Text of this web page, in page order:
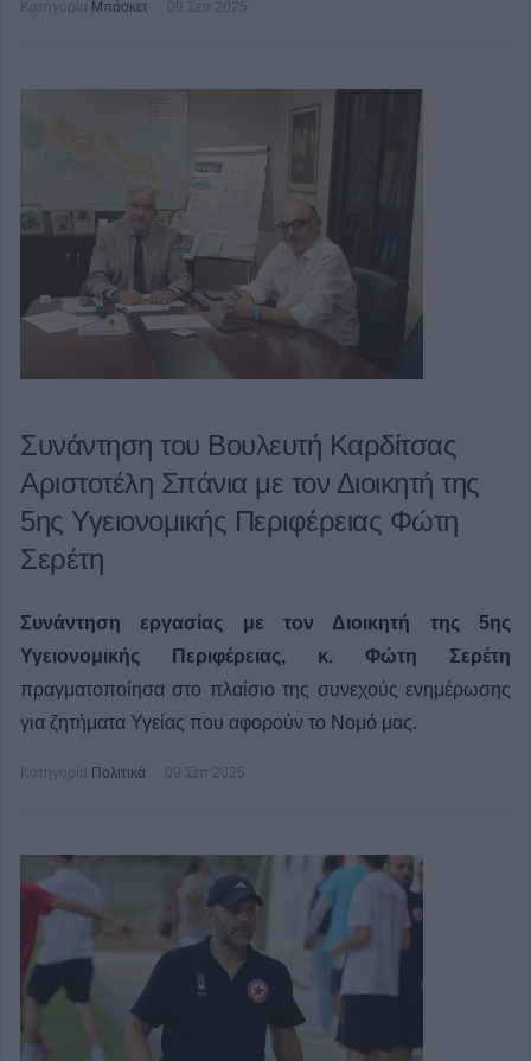
Κατηγορία Μπάσκετ 09 Σεπ 2025
Συνάντηση του Βουλευτή Καρδίτσας
Αριστοτέλη Σπάνια με τον Διοικητή της
5ης Υγειονομικής Περιφέρειας Φώτη
Σερέτη
Συνάντηση εργασίας με τον Διοικητή της 5ης
Υγειονομικής Περιφέρειας, κ. Φώτη Σερέτη
πραγματοποίησα στο πλαίσιο της συνεχούς ενημέρωσης
για ζητήματα Υγείας που αφορούν το Νομό μας.
Κατηγορία Πολιτικά 09 Σεπ 2025